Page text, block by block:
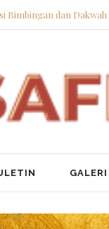
Bimbingan dan
GALERI